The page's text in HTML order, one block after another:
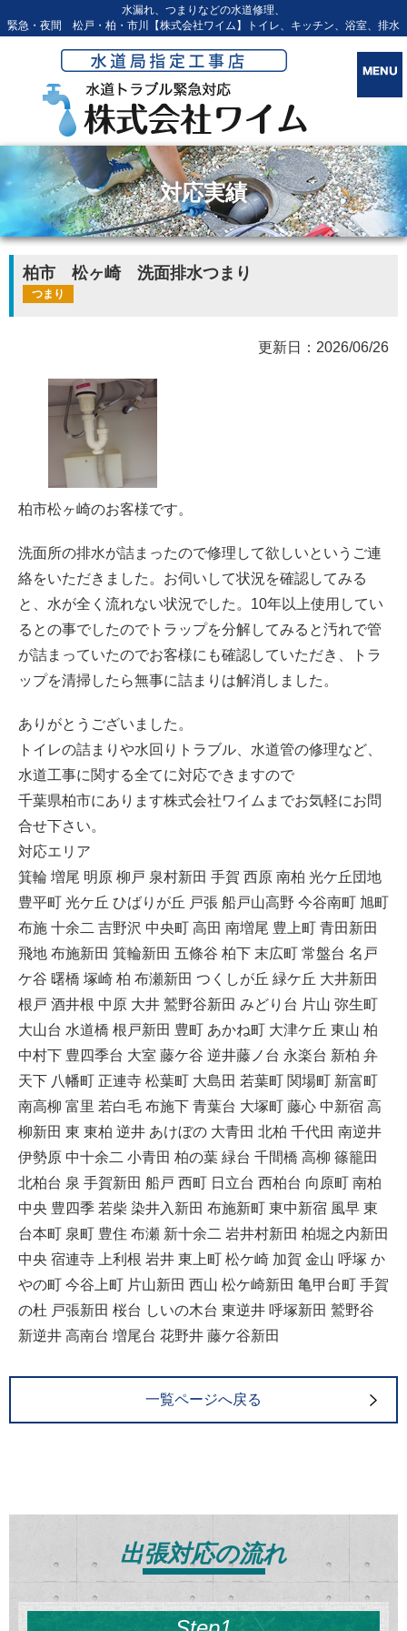
水漏れ、つまりなどの水道修理、
緊急・夜間 松戸・柏・市川【株式会社ワイム】トイレ、キッチン、浴室、排水
対応実績
柏市 松ヶ崎 洗面排水つまり
つまり
更新日：2026/06/26
柏市松ヶ崎のお客様です。
洗面所の排水が詰まったので修理して欲しいというご連
絡をいただきました。お伺いして状況を確認してみる
と、水が全く流れない状況でした。10年以上使用してい
るとの事でしたのでトラップを分解してみると汚れで管
が詰まっていたのでお客様にも確認していただき、トラ
ップを清掃したら無事に詰まりは解消しました。
ありがとうございました。
トイレの詰まりや水回りトラブル、水道管の修理など、
水道工事に関する全てに対応できますので
千葉県柏市にあります株式会社ワイムまでお気軽にお問
合せ下さい。
対応エリア
箕輪 増尾 明原 柳戸 泉村新田 手賀 西原 南柏 光ケ丘団地
豊平町 光ケ丘 ひばりが丘 戸張 船戸山高野 今谷南町 旭町
布施 十余二 吉野沢 中央町 高田 南増尾 豊上町 青田新田
飛地 布施新田 箕輪新田 五條谷 柏下 末広町 常盤台 名戸
ケ谷 曙橋 塚崎 柏 布瀬新田 つくしが丘 緑ケ丘 大井新田
根戸 酒井根 中原 大井 鷲野谷新田 みどり台 片山 弥生町
大山台 水道橋 根戸新田 豊町 あかね町 大津ケ丘 東山 柏
中村下 豊四季台 大室 藤ケ谷 逆井藤ノ台 永楽台 新柏 弁
天下 八幡町 正連寺 松葉町 大島田 若葉町 関場町 新富町
南高柳 富里 若白毛 布施下 青葉台 大塚町 藤心 中新宿 高
柳新田 東 東柏 逆井 あけぼの 大青田 北柏 千代田 南逆井
伊勢原 中十余二 小青田 柏の葉 緑台 千間橋 高柳 篠籠田
北柏台 泉 手賀新田 船戸 西町 日立台 西柏台 向原町 南柏
中央 豊四季 若柴 染井入新田 布施新町 東中新宿 風早 東
台本町 泉町 豊住 布瀬 新十余二 岩井村新田 柏堀之内新田
中央 宿連寺 上利根 岩井 東上町 松ケ崎 加賀 金山 呼塚 か
やの町 今谷上町 片山新田 西山 松ケ崎新田 亀甲台町 手賀
の杜 戸張新田 桜台 しいの木台 東逆井 呼塚新田 鷲野谷
新逆井 高南台 増尾台 花野井 藤ケ谷新田
一覧ページへ戻る
出張対応の流れ